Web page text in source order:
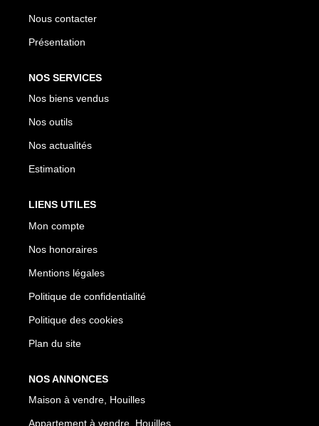
Nous contacter
Présentation
NOS SERVICES
Nos biens vendus
Nos outils
Nos actualités
Estimation
LIENS UTILES
Mon compte
Nos honoraires
Mentions légales
Politique de confidentialité
Politique des cookies
Plan du site
NOS ANNONCES
Maison à vendre, Houilles
Appartement à vendre, Houilles